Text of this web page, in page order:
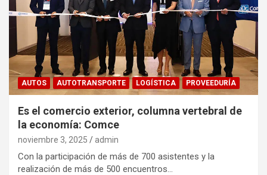
AUTOS AUTOTRANSPORTE LOGÍSTICA PROVEEDURÍA
Es el comercio exterior, columna vertebral de
la economía: Comce
noviembre 3, 2025 admin
Con la participación de más de 700 asistentes y la
realización de más de 500 encuentros…